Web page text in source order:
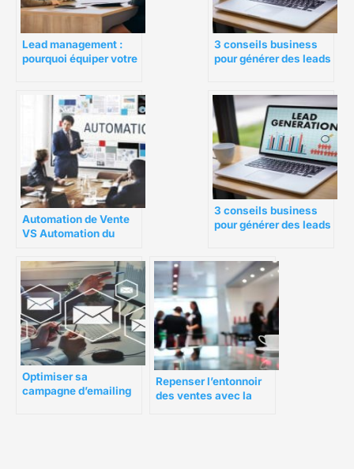
Lead management :
pourquoi équiper votre
3 conseils business
pour générer des leads
Automation de Vente
VS Automation du
différence ?
3 conseils business
pour générer des leads
Optimiser sa
campagne d’emailing
Repenser l’entonnoir
des ventes avec la